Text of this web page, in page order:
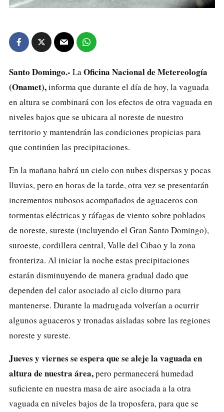
Santo Domingo.- LaOficina Nacional de Metereología
(Onamet),informa que durante el día de hoy, la vaguada
en altura se combinará con los efectos de otra vaguada en
niveles bajos que se ubicara al noreste de nuestro
territorio y mantendrán las condiciones propicias para
que continúen las precipitaciones.
En la mañana habrá un cielo con nubes dispersas y pocas
lluvias, pero en horas de la tarde, otra vez se presentarán
incrementos nubosos acompañados de aguaceros con
tormentas eléctricas y ráfagas de viento sobre poblados
de noreste, sureste (incluyendo el Gran Santo Domingo),
suroeste, cordillera central, Valle del Cibao y la zona
fronteriza. Al iniciar la noche estas precipitaciones
estarán disminuyendo de manera gradual dado que
dependen del calor asociado al ciclo diurno para
mantenerse. Durante la madrugada volverían a ocurrir
algunos aguaceros y tronadas aisladas sobre las regiones
noreste y sureste.
Jueves y viernes se espera que se aleje la vaguada en
altura de nuestra área,pero permanecerá humedad
suficiente en nuestra masa de aire asociada a la otra
vaguada en niveles bajos de la troposfera, para que se